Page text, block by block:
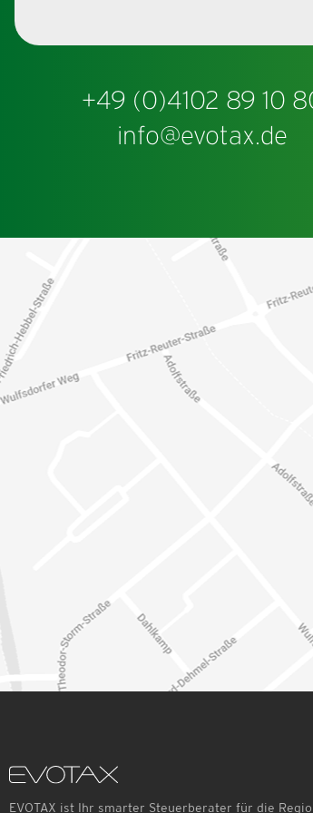
+49 (0)4102 89 10
info@evotax.de
EVOTAX ist Ihr smarter Steuerberater für die